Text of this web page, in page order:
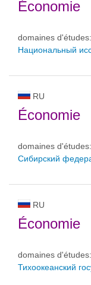
Économie
domaines d'études:
Национальный
RU
Économie
domaines d'études:
Сибирский
RU
Économie
domaines d'études:
Тихоокеанский